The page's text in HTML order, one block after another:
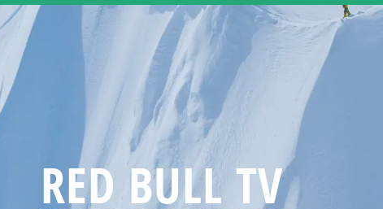
(Français)
RED BULL TV